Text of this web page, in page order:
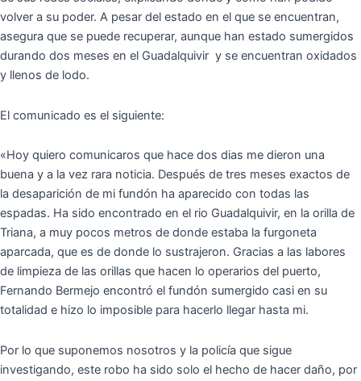
volver a su poder. A pesar del estado en el que se encuentran,
asegura que se puede recuperar, aunque han estado sumergidos
durando dos meses en el Guadalquivir y se encuentran oxidados
y llenos de lodo.
El comunicado es el siguiente:
«Hoy quiero comunicaros que hace dos dias me dieron una
buena y a la vez rara noticia. Después de tres meses exactos de
la desaparición de mi fundón ha aparecido con todas las
espadas. Ha sido encontrado en el rio Guadalquivir, en la orilla de
Triana, a muy pocos metros de donde estaba la furgoneta
aparcada, que es de donde lo sustrajeron. Gracias a las labores
de limpieza de las orillas que hacen lo operarios del puerto,
Fernando Bermejo encontró el fundón sumergido casi en su
totalidad e hizo lo imposible para hacerlo llegar hasta mi.
Por lo que suponemos nosotros y la policía que sigue
investigando, este robo ha sido solo el hecho de hacer daño, por